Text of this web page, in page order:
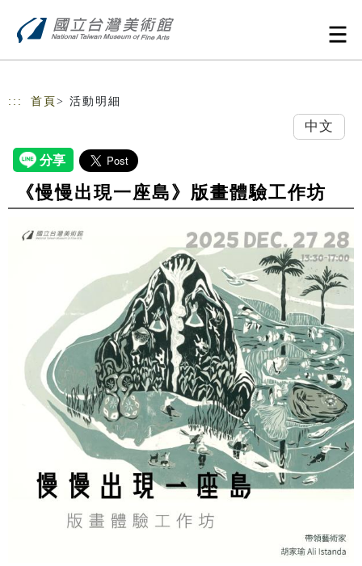
::: 首頁 > 活動明細
中文
《慢慢出現一座島》版畫體驗工作坊